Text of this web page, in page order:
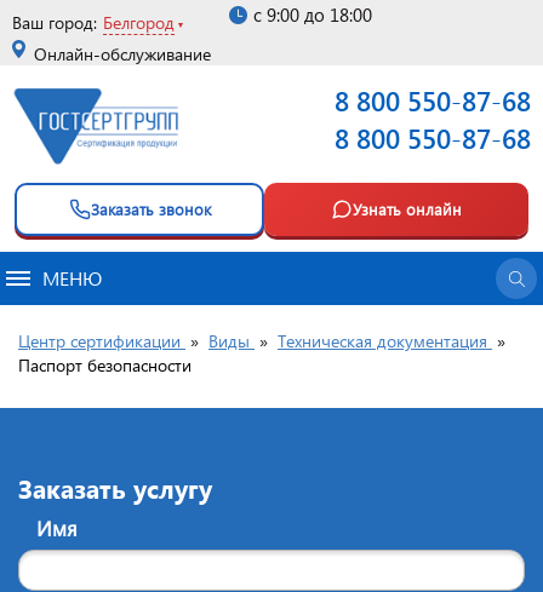
Ваш город: Белгород
Онлайн-обслуживание
с 9:00 до 18:00
8 800 550-87-68
8 800 550-87-68
Заказать звонок Узнать онлайн
МЕНЮ
Центр сертификации » Виды » Техническая документация »
Паспорт безопасности
Заказать услугу
Имя